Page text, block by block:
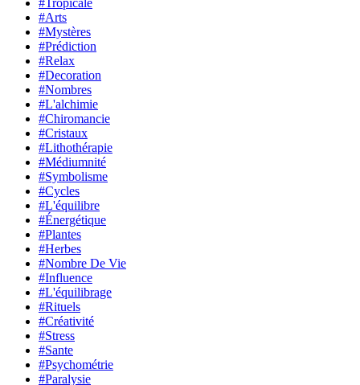
#Tropicale
#Arts
#Mystères
#Prédiction
#Relax
#Decoration
#Nombres
#L'alchimie
#Chiromancie
#Cristaux
#Lithothérapie
#Médiumnité
#Symbolisme
#Cycles
#L'équilibre
#Énergétique
#Plantes
#Herbes
#Nombre De Vie
#Influence
#L'équilibrage
#Rituels
#Créativité
#Stress
#Sante
#Psychométrie
#Paralysie